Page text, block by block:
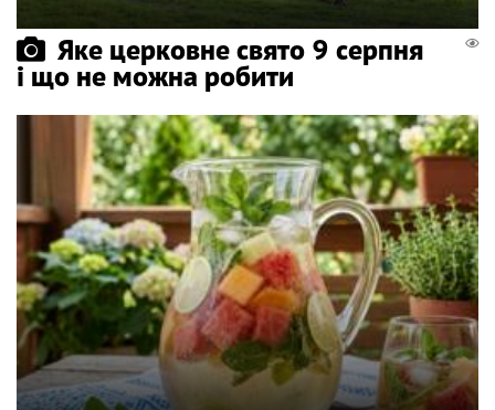
Яке церковне свято 9 серпня
і що не можна робити